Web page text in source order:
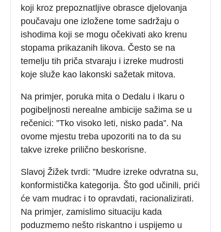
koji kroz prepoznatljive obrasce djelovanja
poučavaju one izložene tome sadržaju o
ishodima koji se mogu očekivati ako krenu
stopama prikazanih likova. Često se na
temelju tih priča stvaraju i izreke mudrosti
koje služe kao lakonski sažetak mitova.
Na primjer, poruka mita o Dedalu i Ikaru o
pogibeljnosti nerealne ambicije sažima se u
rečenici: ”Tko visoko leti, nisko pada”. Na
ovome mjestu treba upozoriti na to da su
takve izreke prilično beskorisne.
Slavoj Žižek tvrdi: ”Mudre izreke odvratna su,
konformistička kategorija. Što god učinili, prići
će vam mudrac i to opravdati, racionalizirati.
Na primjer, zamislimo situaciju kada
poduzmemo nešto riskantno i uspijemo u